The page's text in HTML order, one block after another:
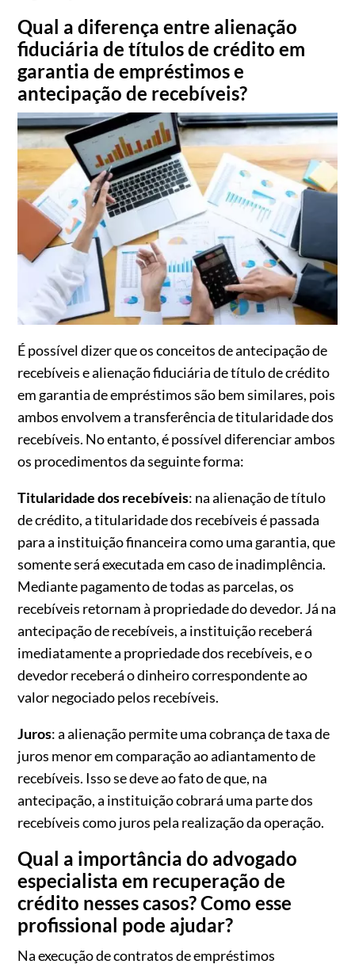
Qual a diferença entre alienação
fiduciária de títulos de crédito em
garantia de empréstimos e
antecipação de recebíveis?
É possível dizer que os conceitos de antecipação de
recebíveis e alienação fiduciária de título de crédito
em garantia de empréstimos são bem similares, pois
ambos envolvem a transferência de titularidade dos
recebíveis. No entanto, é possível diferenciar ambos
os procedimentos da seguinte forma:
Titularidade dos recebíveis: na alienação de título
de crédito, a titularidade dos recebíveis é passada
para a instituição financeira como uma garantia, que
somente será executada em caso de inadimplência.
Mediante pagamento de todas as parcelas, os
recebíveis retornam à propriedade do devedor. Já na
antecipação de recebíveis, a instituição receberá
imediatamente a propriedade dos recebíveis, e o
devedor receberá o dinheiro correspondente ao
valor negociado pelos recebíveis.
Juros: a alienação permite uma cobrança de taxa de
juros menor em comparação ao adiantamento de
recebíveis. Isso se deve ao fato de que, na
antecipação, a instituição cobrará uma parte dos
recebíveis como juros pela realização da operação.
Qual a importância do advogado
especialista em recuperação de
crédito nesses casos? Como esse
profissional pode ajudar?
Na execução de contratos de empréstimos